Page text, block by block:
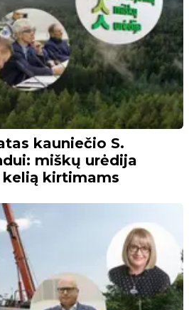
kauniečio S.
miškų urėdija
kirtimams